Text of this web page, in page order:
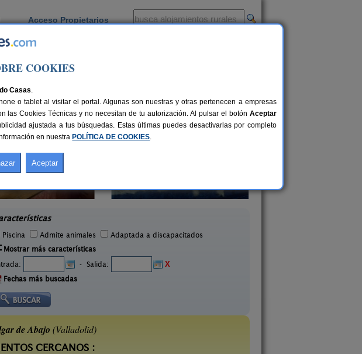
Acceso Propietarios
Cubillas de Santa Marta
Piscina Admite animales
Adaptada a discapacitados
Mostrar más características
- Salida:
X
Fechas más buscadas
de Abajo (Valladolid)
CERCANOS :
COOKIES
Casas.
o tablet al visitar el portal. Algunas son nuestras y otras pertenecen a empresas
las Cookies Técnicas y no necesitan de tu autorización. Al pulsar el botón Aceptar
ajustada a tus búsquedas. Estas últimas puedes desactivarlas por completo
en nuestra POLÍTICA DE COOKIES.